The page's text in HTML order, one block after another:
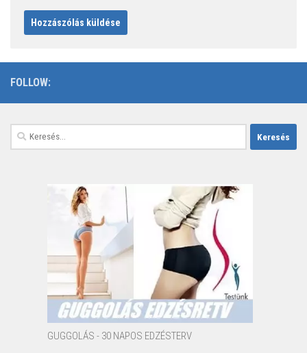
FOLLOW:
Keresés:
GUGGOLÁS - 30 NAPOS EDZÉSTERV